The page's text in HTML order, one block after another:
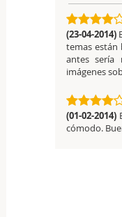
(23-04-2014)
temas están
antes sería
imágenes
(01-02-2014)
cómodo.